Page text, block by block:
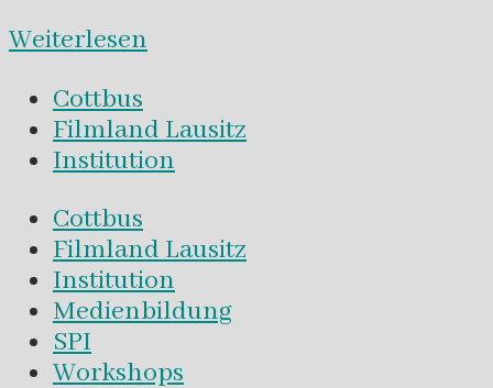
Weiterlesen
Cottbus
Filmland Lausitz
Institution
Cottbus
Filmland Lausitz
Institution
Medienbildung
SPI
Workshops